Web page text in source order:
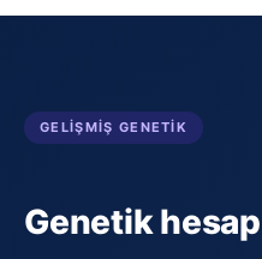
GELIŞMIŞ GENETIK
Genetik